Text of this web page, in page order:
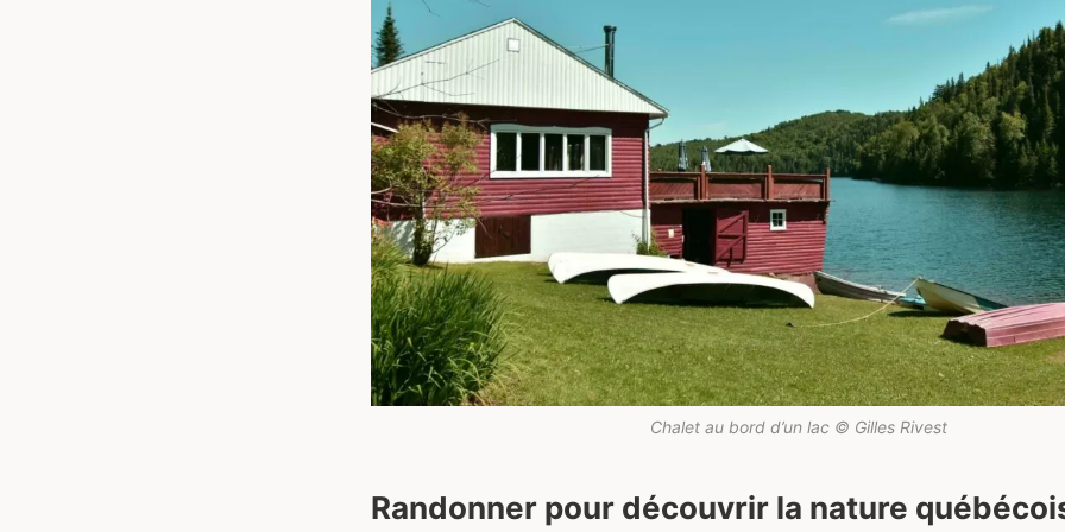
Chalet au bord d’un lac © Gilles Rivest
Randonner pour découvrir la nature